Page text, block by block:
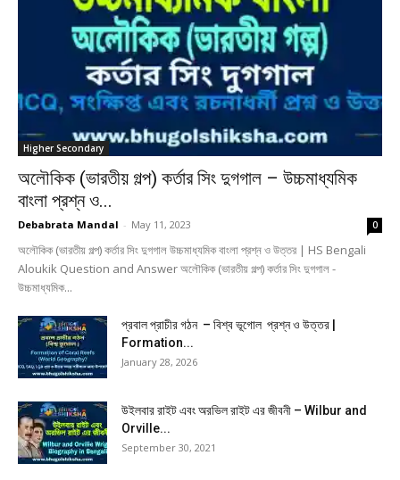
Higher Secondary
অলৌকিক (ভারতীয় গল্প) কর্তার সিং দুগগাল – উচ্চমাধ্যমিক
বাংলা প্রশ্ন ও...
Debabrata Mandal - May 11, 2023 0
অলৌকিক (ভারতীয় গল্প) কর্তার সিং দুগগাল উচ্চমাধ্যমিক বাংলা প্রশ্ন ও উত্তর | HS Bengali
Aloukik Question and Answer অলৌকিক (ভারতীয় গল্প) কর্তার সিং দুগগাল -
উচ্চমাধ্যমিক...
প্রবাল প্রাচীর গঠন – বিশ্ব ভূগোল প্রশ্ন ও উত্তর |
Formation...
January 28, 2026
উইলবার রাইট এবং অরভিল রাইট এর জীবনী – Wilbur and
Orville...
September 30, 2021